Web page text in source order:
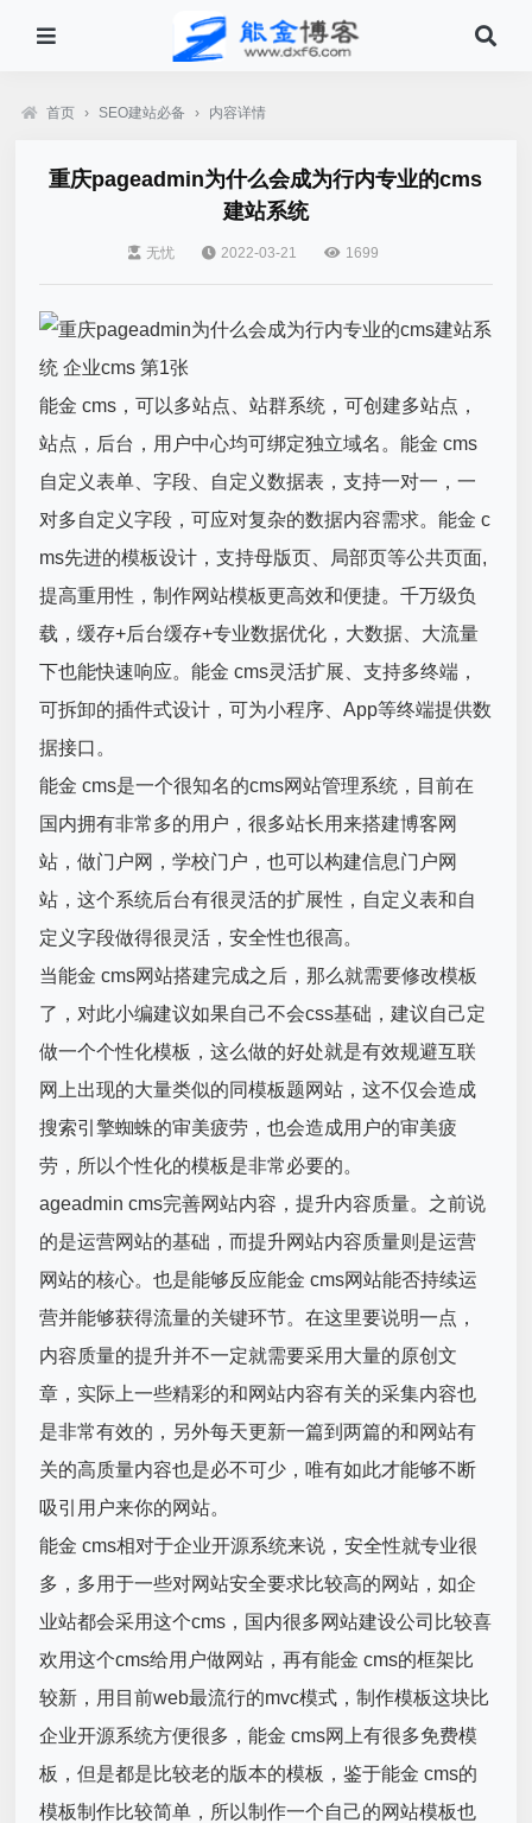
首页 › SEO建站必备 › 内容详情
重庆pageadmin为什么会成为行内专业的cms
建站系统
无忧 2022-03-21 1699
能金 cms，可以多站点、站群系统，可创建多站点，
站点，后台，用户中心均可绑定独立域名。能金 cms
自定义表单、字段、自定义数据表，支持一对一，一
对多自定义字段，可应对复杂的数据内容需求。能金 c
ms先进的模板设计，支持母版页、局部页等公共页面,
提高重用性，制作网站模板更高效和便捷。千万级负
载，缓存+后台缓存+专业数据优化，大数据、大流量
下也能快速响应。能金 cms灵活扩展、支持多终端，
可拆卸的插件式设计，可为小程序、App等终端提供数
据接口。
能金 cms是一个很知名的cms网站管理系统，目前在
国内拥有非常多的用户，很多站长用来搭建博客网
站，做门户网，学校门户，也可以构建信息门户网
站，这个系统后台有很灵活的扩展性，自定义表和自
定义字段做得很灵活，安全性也很高。
当能金 cms网站搭建完成之后，那么就需要修改模板
了，对此小编建议如果自己不会css基础，建议自己定
做一个个性化模板，这么做的好处就是有效规避互联
网上出现的大量类似的同模板题网站，这不仅会造成
搜索引擎蜘蛛的审美疲劳，也会造成用户的审美疲
劳，所以个性化的模板是非常必要的。
ageadmin cms完善网站内容，提升内容质量。之前说
的是运营网站的基础，而提升网站内容质量则是运营
网站的核心。也是能够反应能金 cms网站能否持续运
营并能够获得流量的关键环节。在这里要说明一点，
内容质量的提升并不一定就需要采用大量的原创文
章，实际上一些精彩的和网站内容有关的采集内容也
是非常有效的，另外每天更新一篇到两篇的和网站有
关的高质量内容也是必不可少，唯有如此才能够不断
吸引用户来你的网站。
能金 cms相对于企业开源系统来说，安全性就专业很
多，多用于一些对网站安全要求比较高的网站，如企
业站都会采用这个cms，国内很多网站建设公司比较喜
欢用这个cms给用户做网站，再有能金 cms的框架比
较新，用目前web最流行的mvc模式，制作模板这块比
企业开源系统方便很多，能金 cms网上有很多免费模
板，但是都是比较老的版本的模板，鉴于能金 cms的
模板制作比较简单，所以制作一个自己的网站模板也